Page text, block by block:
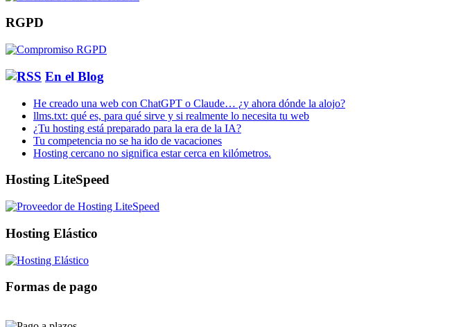
RGPD
En el Blog
He creado una web con ChatGPT o Claude… ¿y ahora dónde la alojo?
llms.txt: qué es, para qué sirve y si realmente lo necesita tu web
¿Tu hosting está preparado para la era de la IA?
Tu competencia no se ha ido de vacaciones
Hosting cercano no significa estar cerca en kilómetros.
Hosting LiteSpeed
Hosting Elástico
Formas de pago